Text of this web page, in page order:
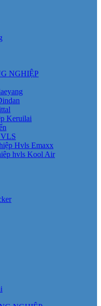
NGHIỆP
Keruilai
Hvls Emaxx
hvls Kool Air